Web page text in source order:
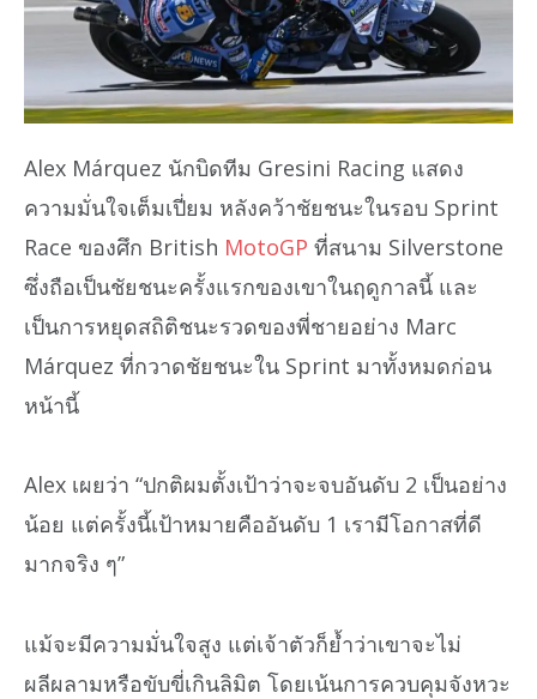
Alex Márquez นักบิดทีม Gresini Racing แสดง
ความมั่นใจเต็มเปี่ยม หลังคว้าชัยชนะในรอบ Sprint
Race ของศึก British MotoGP ที่สนาม Silverstone
ซึ่งถือเป็นชัยชนะครั้งแรกของเขาในฤดูกาลนี้ และ
เป็นการหยุดสถิติชนะรวดของพี่ชายอย่าง Marc
Márquez ที่กวาดชัยชนะใน Sprint มาทั้งหมดก่อน
หน้านี้
Alex เผยว่า “ปกติผมตั้งเป้าว่าจะจบอันดับ 2 เป็นอย่าง
น้อย แต่ครั้งนี้เป้าหมายคืออันดับ 1 เรามีโอกาสที่ดี
มากจริง ๆ”
แม้จะมีความมั่นใจสูง แต่เจ้าตัวก็ย้ำว่าเขาจะไม่
ผลีผลามหรือขับขี่เกินลิมิต โดยเน้นการควบคุมจังหวะ